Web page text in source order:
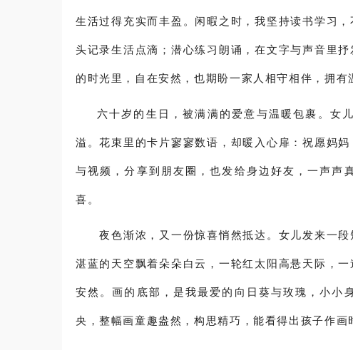
生活过得充实而丰盈。闲暇之时，我坚持读书学习
头记录生活点滴；潜心练习朗诵，在文字与声音里
的时光里，自在安然，也期盼一家人相守相伴，拥有
六十岁的生日，被满满的爱意与温暖包裹。女
溢。花束里的卡片寥寥数语，却暖入心扉：祝愿妈
与视频，分享到朋友圈，也发给身边好友，一声声
喜。
夜色渐浓，又一份惊喜悄然抵达。女儿发来一段
湛蓝的天空飘着朵朵白云，一轮红太阳高悬天际，
安然。画的底部，是我最爱的向日葵与玫瑰，小小
央，整幅画童趣盎然，构思精巧，能看得出孩子作画